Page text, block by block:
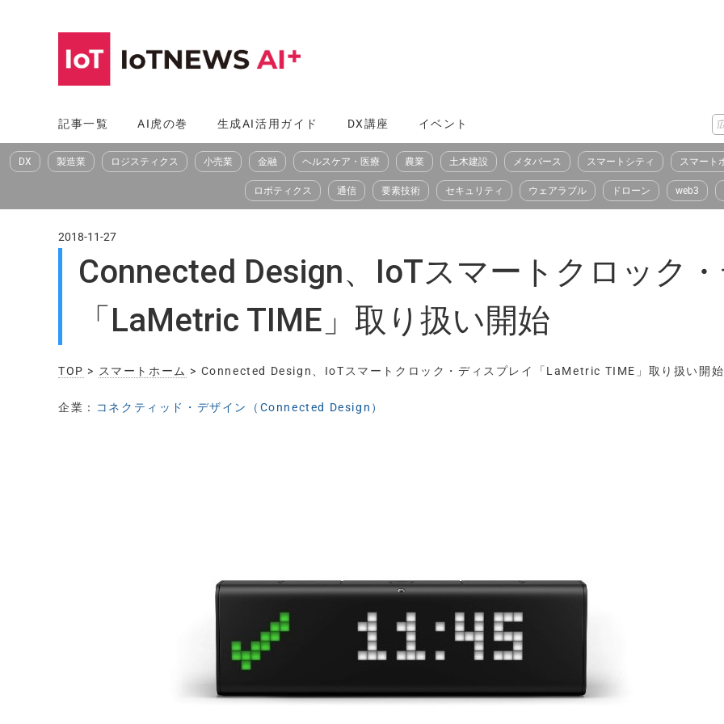
へ
ス
記事一覧 AI虎の巻 生成AI活用ガイド DX講座 イベント
DX 製造業 ロジスティクス 小売業 金融 ヘルスケア・医療 農業 土木建設 メタバース スマートシティ スマート
ロボティクス 通信 要素技術 セキュリティ ウェアラブル ドローン web3
2018-11-27
Connected Design、IoTスマートクロック
「LaMetric TIME」取り扱い開始
TOP > スマートホーム > Connected Design、IoTスマートクロック・ディスプレイ「LaMetric TIME」取り扱い開始
企業： コネクティッド・デザイン（Connected Design）